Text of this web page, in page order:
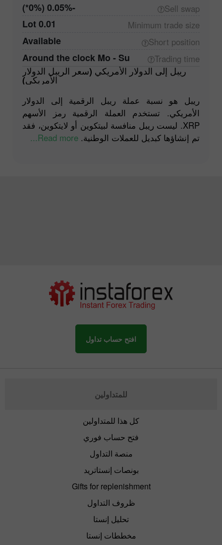
Sell swap
-0.05% (0%*)
Minimum trade size
0.01 Lot
Short position
Available
Trading time
Around the clock Mo - Su
ريبل إلى الدولار الأمريكي (سعر الريبل الدولار
الأمريكي)
ريبل هو نسبة عملة ريبل الرقمية إلى الدولار
الأمريكي. تستخدم العملة الرقمية رمز الأسهم
XRP. ليست ريبل منافسة لبيتكوين أو لايتكوين، فقد
تم إنشاؤها كبديل للعملات الوطنية. Read more...
افتح حساب تداول
للمتداولين
كل هذا للمتداولين
فتح حساب فوري
منصة التداول
بونصات إنستاتريد
Gifts for replenishment
ظروف التداول
تحليل إنستا
مخططات إنستا